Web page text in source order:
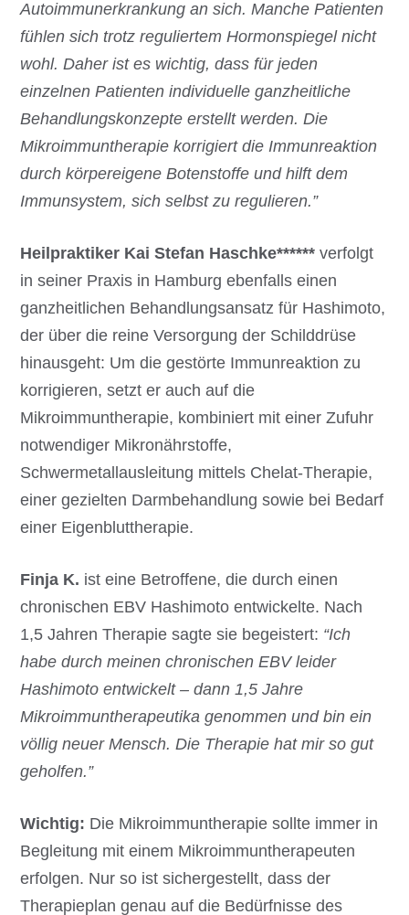
Autoimmunerkrankung an sich. Manche Patienten
fühlen sich trotz reguliertem Hormonspiegel nicht
wohl. Daher ist es wichtig, dass für jeden
einzelnen Patienten individuelle ganzheitliche
Behandlungskonzepte erstellt werden. Die
Mikroimmuntherapie korrigiert die Immunreaktion
durch körpereigene Botenstoffe und hilft dem
Immunsystem, sich selbst zu regulieren.”
Heilpraktiker Kai Stefan Haschke****** verfolgt
in seiner Praxis in Hamburg ebenfalls einen
ganzheitlichen Behandlungsansatz für Hashimoto,
der über die reine Versorgung der Schilddrüse
hinausgeht: Um die gestörte Immunreaktion zu
korrigieren, setzt er auch auf die
Mikroimmuntherapie, kombiniert mit einer Zufuhr
notwendiger Mikronährstoffe,
Schwermetallausleitung mittels Chelat-Therapie,
einer gezielten Darmbehandlung sowie bei Bedarf
einer Eigenbluttherapie.
Finja K. ist eine Betroffene, die durch einen
chronischen EBV Hashimoto entwickelte. Nach
1,5 Jahren Therapie sagte sie begeistert: “Ich
habe durch meinen chronischen EBV leider
Hashimoto entwickelt – dann 1,5 Jahre
Mikroimmuntherapeutika genommen und bin ein
völlig neuer Mensch. Die Therapie hat mir so gut
geholfen.”
Wichtig: Die Mikroimmuntherapie sollte immer in
Begleitung mit einem Mikroimmuntherapeuten
erfolgen. Nur so ist sichergestellt, dass der
Therapieplan genau auf die Bedürfnisse des